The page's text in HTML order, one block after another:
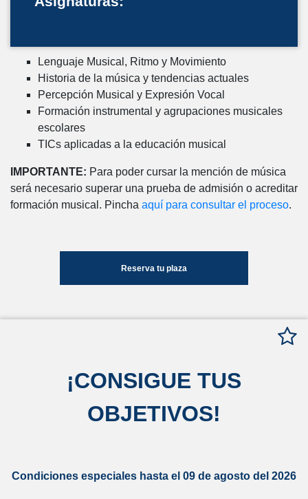
Lenguaje Musical, Ritmo y Movimiento
Historia de la música y tendencias actuales
Percepción Musical y Expresión Vocal
Formación instrumental y agrupaciones musicales
escolares
TICs aplicadas a la educación musical
IMPORTANTE: Para poder cursar la mención de música
será necesario superar una prueba de admisión o acreditar
formación musical. Pincha aquí para consultar el proceso.
Reserva tu plaza
¡CONSIGUE TUS
OBJETIVOS!
Condiciones especiales hasta el 09 de agosto del 2026